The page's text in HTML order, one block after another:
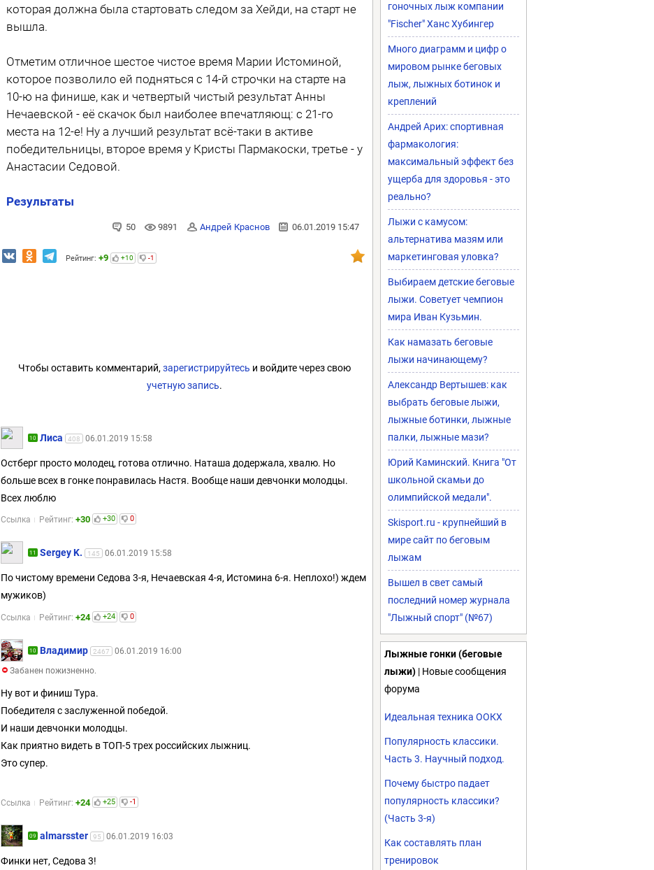
которая должна была стартовать следом за Хейди, на старт не
вышла.
Отметим отличное шестое чистое время Марии Истоминой,
которое позволило ей подняться с 14-й строчки на старте на
10-ю на финише, как и четвертый чистый результат Анны
Нечаевской - её скачок был наиболее впечатляющ: с 21-го
места на 12-е! Ну а лучший результат всё-таки в активе
победительницы, второе время у Кристы Пармакоски, третье - у
Анастасии Седовой.
Результаты
50 9891 Андрей Краснов 06.01.2019 15:47
Рейтинг: +9 +10 -1
Чтобы оставить комментарий, зарегистрируйтесь и войдите через свою
учетную запись.
10 Лиса 408 06.01.2019 15:58
Остберг просто молодец, готова отлично. Наташа додержала, хвалю. Но
больше всех в гонке понравилась Настя. Вообще наши девчонки молодцы.
Всех люблю
Ссылка Рейтинг: +30 +30 0
11 Sergey K. 145 06.01.2019 15:58
По чистому времени Седова 3-я, Нечаевская 4-я, Истомина 6-я. Неплохо!) ждем
мужиков)
Ссылка Рейтинг: +24 +24 0
10 Владимир 2467
06.01.2019 16:00
Забанен пожизненно.
Ну вот и финиш Тура.
Победителя с заслуженной победой.
И наши девчонки молодцы.
Как приятно видеть в ТОП-5 трех российских лыжниц.
Это супер.
Ссылка Рейтинг: +24 +25 -1
09 almarsster 95 06.01.2019 16:03
Финки нет, Седова 3!
гоночных лыж компании
"Fischer" Ханс Хубингер
Много диаграмм и цифр о
мировом рынке беговых
лыж, лыжных ботинок и
креплений
Андрей Арих: спортивная
фармакология:
максимальный эффект без
ущерба для здоровья - это
реально?
Лыжи с камусом:
альтернатива мазям или
маркетинговая уловка?
Выбираем детские беговые
лыжи. Советует чемпион
мира Иван Кузьмин.
Как намазать беговые
лыжи начинающему?
Александр Вертышев: как
выбрать беговые лыжи,
лыжные ботинки, лыжные
палки, лыжные мази?
Юрий Каминский. Книга "От
школьной скамьи до
олимпийской медали".
Skisport.ru - крупнейший в
мире сайт по беговым
лыжам
Вышел в свет самый
последний номер журнала
"Лыжный спорт" (№67)
Лыжные гонки (беговые
лыжи) | Новые сообщения
форума
Идеальная техника ООКХ
Популярность классики.
Часть 3. Научный подход.
Почему быстро падает
популярность классики?
(Часть 3-я)
Как составлять план
тренировок